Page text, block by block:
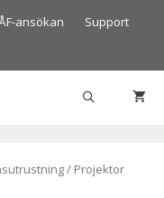
ansökan
Support
/ Projektor